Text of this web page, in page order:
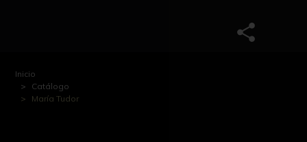
Inicio
Catálogo
María Tudor